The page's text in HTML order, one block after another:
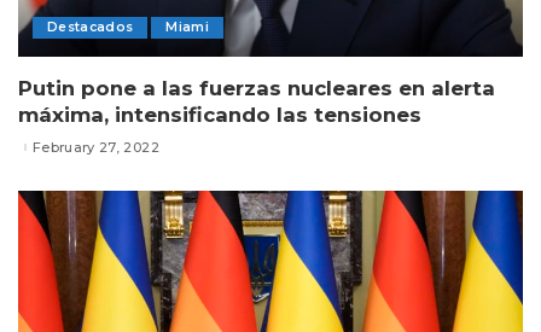
Destacados Miami
Putin pone a las fuerzas nucleares en alerta
máxima, intensificando las tensiones
February 27, 2022